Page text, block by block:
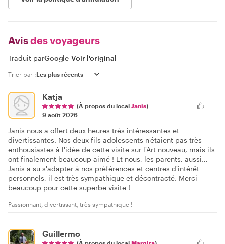
Avisdes voyageurs
Traduit parGoogle-Voir l'original
Trier par :
Katja
(À propos du local Janis)
9 août 2026
Janis nous a offert deux heures très intéressantes et
divertissantes. Nos deux fils adolescents n'étaient pas très
enthousiastes à l'idée de cette visite sur l'Art nouveau, mais ils
ont finalement beaucoup aimé ! Et nous, les parents, aussi…
Janis a su s'adapter à nos préférences et centres d'intérêt
personnels, il est très sympathique et décontracté. Merci
beaucoup pour cette superbe visite !
Passionnant, divertissant, très sympathique !
Guillermo